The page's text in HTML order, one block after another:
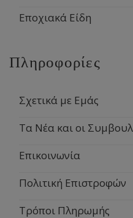
Εποχιακά Είδη
Πληροφορίες
Σχετικά με Εμάς
Τα Νέα και οι
Επικοινωνία
Πολιτική Επιστροφών
Τρόποι Πληρωμής